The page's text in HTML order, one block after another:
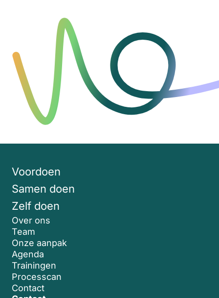
Voordoen
Samen doen
Zelf doen
Over ons
Team
Onze aanpak
Agenda
Trainingen
Processcan
Contact